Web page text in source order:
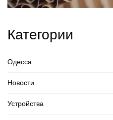
Категории
Одесса
Новости
Устройства